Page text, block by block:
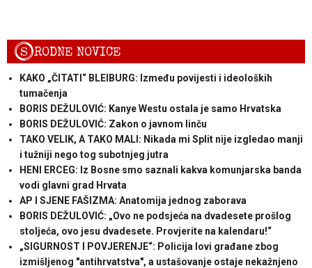
SRODNE NOVICE
KAKO „ČITATI“ BLEIBURG: Između povijesti i ideoloških
tumačenja
BORIS DEŽULOVIĆ: Kanye Westu ostala je samo Hrvatska
BORIS DEŽULOVIĆ: Zakon o javnom linču
TAKO VELIK, A TAKO MALI: Nikada mi Split nije izgledao manji
i tužniji nego tog subotnjeg jutra
HENI ERCEG: Iz Bosne smo saznali kakva komunjarska banda
vodi glavni grad Hrvata
AP I SJENE FAŠIZMA: Anatomija jednog zaborava
BORIS DEŽULOVIĆ: „Ovo ne podsjeća na dvadesete prošlog
stoljeća, ovo jesu dvadesete. Provjerite na kalendaru!“
„SIGURNOST I POVJERENJE“: Policija lovi građane zbog
izmišljenog "antihrvatstva", a ustašovanje ostaje nekažnjeno